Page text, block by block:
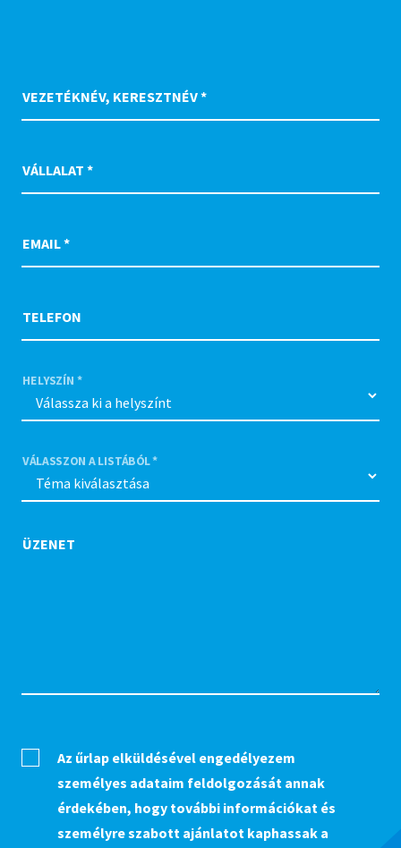
VEZETÉKNÉV, KERESZTNÉV *
VÁLLALAT *
EMAIL *
TELEFON
HELYSZÍN *
VÁLASSZON A LISTÁBÓL *
ÜZENET
Az űrlap elküldésével engedélyezem
személyes adataim feldolgozását annak
érdekében, hogy további információkat és
személyre szabott ajánlatot kaphassak a